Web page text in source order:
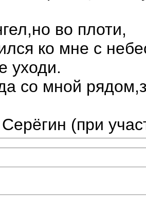
во плоти,
ко мне с
уходи.
со мной
(при